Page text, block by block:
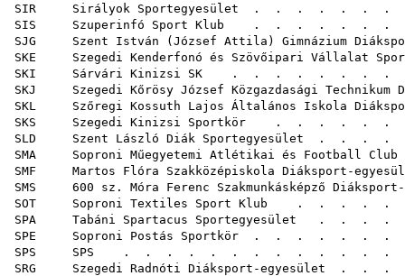
SIR Sirályok Sportegyesület . . . . . . . .
SIS Szuperinfó Sport Klub . . . . . . .
SJG Szent István (József Attila) Gimnázium
SKE Szegedi Kenderfonó és Szövőipari Vállalat
SKI Sárvári Kinizsi SK . . . . . . . .
SKJ Szegedi Kőrösy József Közgazdasági Technikum
SKL Szőregi Kossuth Lajos Általános Iskola
SKS Szegedi Kinizsi Sportkör . . . . . . .
SLD Szent László Diák Sportegyesület . . . .
SMA Soproni Műegyetemi Atlétikai és Football Club
SMF Martos Flóra Szakközépiskola Diáksport-
SMS 600 sz. Móra Ferenc Szakmunkásképző
SOT Soproni Textiles Sport Klub . . . . . .
SPA Tabáni Spartacus Sportegyesület . . . . .
SPE Soproni Postás Sportkör . . . . . . .
SPS SPS . . . . . . . . . . .
SRG Szegedi Radnóti Diáksport-egyesület . . .